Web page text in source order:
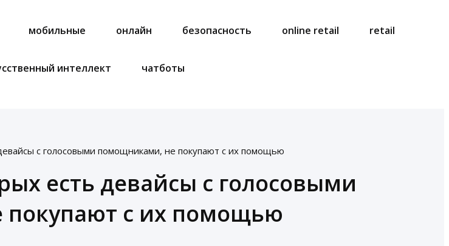
мобильные онлайн безопасность online retail retail
интеллект чатботы
с голосовыми помощниками, не покупают с их помощью
есть девайсы с голосовыми
с их помощью